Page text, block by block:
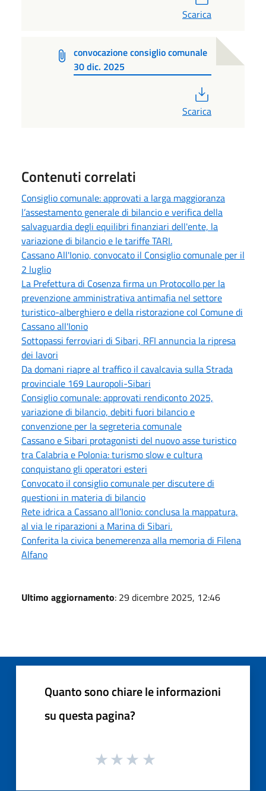
Scarica
convocazione consiglio comunale
30 dic. 2025
Scarica
Contenuti correlati
Consiglio comunale: approvati a larga maggioranza
l’assestamento generale di bilancio e verifica della
salvaguardia degli equilibri finanziari dell'ente, la
variazione di bilancio e le tariffe TARI.
Cassano All'Ionio, convocato il Consiglio comunale per il
2 luglio
La Prefettura di Cosenza firma un Protocollo per la
prevenzione amministrativa antimafia nel settore
turistico-alberghiero e della ristorazione col Comune di
Cassano all'Ionio
Sottopassi ferroviari di Sibari, RFI annuncia la ripresa
dei lavori
Da domani riapre al traffico il cavalcavia sulla Strada
provinciale 169 Lauropoli-Sibari
Consiglio comunale: approvati rendiconto 2025,
variazione di bilancio, debiti fuori bilancio e
convenzione per la segreteria comunale
Cassano e Sibari protagonisti del nuovo asse turistico
tra Calabria e Polonia: turismo slow e cultura
conquistano gli operatori esteri
Convocato il consiglio comunale per discutere di
questioni in materia di bilancio
Rete idrica a Cassano all’Ionio: conclusa la mappatura,
al via le riparazioni a Marina di Sibari.
Conferita la civica benemerenza alla memoria di Filena
Alfano
Ultimo aggiornamento: 29 dicembre 2025, 12:46
Quanto sono chiare le informazioni
su questa pagina?